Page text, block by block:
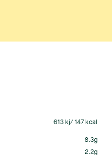
613 kj/ 147 kcal
8.3g
2.2g